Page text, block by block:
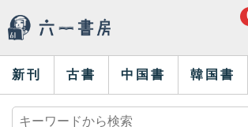
新刊 古書 中国書 韓国書